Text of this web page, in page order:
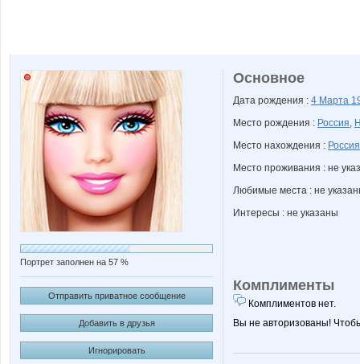
Портрет заполнен на 57 %
Отправить приватное сообщение
Добавить в друзья
Игнорировать
Основное
Дата рождения : 4 Марта
Место рождения : Россия,
Место нахождения : Россия
Место проживания : не
Любимые места : не
Интересы : не указаны
Комплименты
Комплиментов нет.
Вы не авторизованы!